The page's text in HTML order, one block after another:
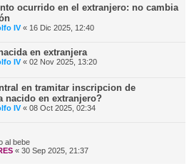
ocurrido en el extranjero: no cambia
IV« 16 Dic 2025, 12:40
en extranjera
IV« 02 Nov 2025, 13:20
en tramitar inscripcion de
nacido en extranjero?
IV« 08 Oct 2025, 02:34
al bebe
« 30 Sep 2025, 21:37